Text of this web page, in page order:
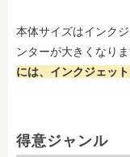
本体サイズはインク
ンターが大きくなり
には、インクジェッ
得意ジャンル